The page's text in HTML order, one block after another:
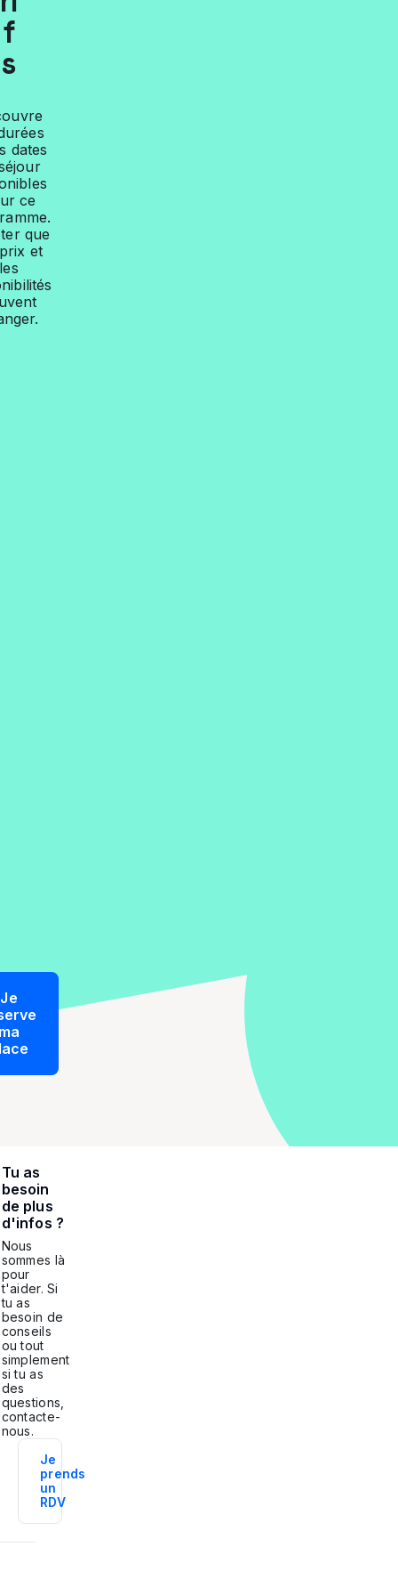
f
s
dates
ce
que
et
les
Je
Tu as
besoin
de plus
d'infos ?
Nous
sommes là
pour
t'aider. Si
tu as
besoin de
conseils
ou tout
simplement
si tu as
des
questions,
contacte-
nous.
Je
prends
un
RDV